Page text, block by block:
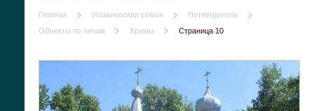
Главная Иоанновская семья
Путеводитель
Объекты по типам
Храмы Страница 10